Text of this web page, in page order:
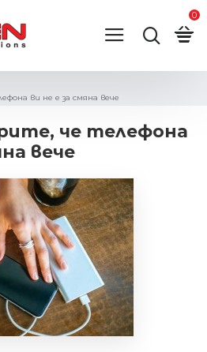
0
ви не е за смяна вече
че телефона
вече